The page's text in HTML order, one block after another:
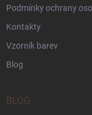
Podmínky ochrany
Kontakty
Vzorník barev
Blog
BLOG